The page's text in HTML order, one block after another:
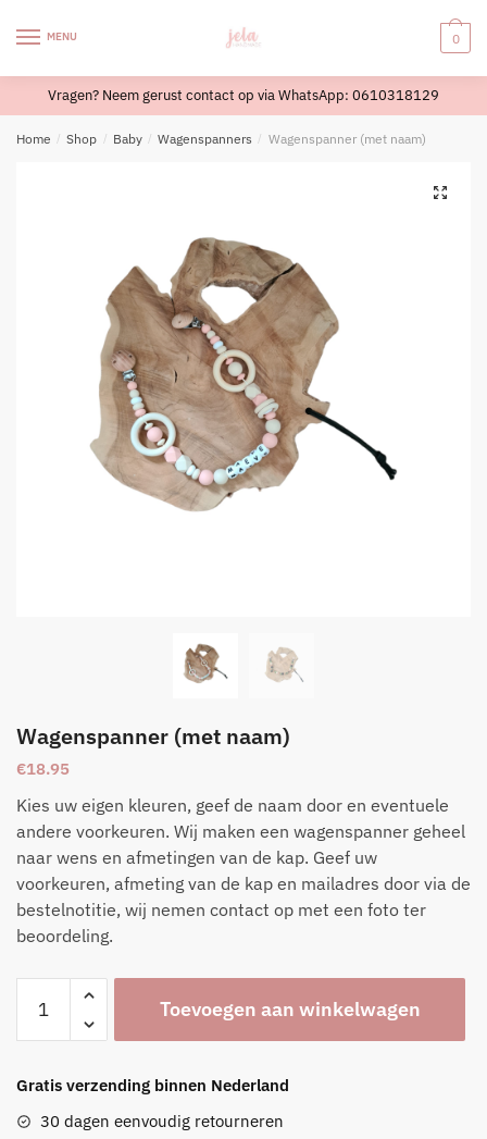
MENU 0
Vragen? Neem gerust contact op via WhatsApp: 0610318129
Home / Shop / Baby / Wagenspanners / Wagenspanner (met naam)
Wagenspanner (met naam)
€18.95
Kies uw eigen kleuren, geef de naam door en eventuele
andere voorkeuren. Wij maken een wagenspanner geheel
naar wens en afmetingen van de kap. Geef uw
voorkeuren, afmeting van de kap en mailadres door via de
bestelnotitie, wij nemen contact op met een foto ter
beoordeling.
Wagenspanner
(met
naam)
Toevoegen aan winkelwagen
Gratis verzending binnen Nederland
30 dagen eenvoudig retourneren